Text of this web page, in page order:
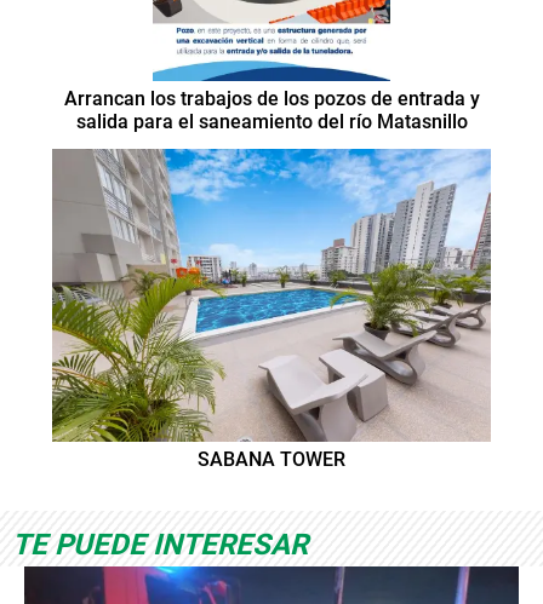
Arrancan los trabajos de los pozos de entrada y
salida para el saneamiento del río Matasnillo
SABANA TOWER
TE PUEDE INTERESAR